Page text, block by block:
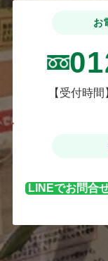
お
【受付時
LINEでお問合